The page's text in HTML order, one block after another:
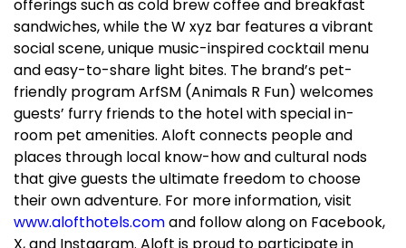
offerings such as cold brew coffee and breakfast
sandwiches, while the W xyz bar features a vibrant
social scene, unique music-inspired cocktail menu
and easy-to-share light bites. The brand’s pet-
friendly program ArfSM (Animals R Fun) welcomes
guests’ furry friends to the hotel with special in-
room pet amenities. Aloft connects people and
places through local know-how and cultural nods
that give guests the ultimate freedom to choose
their own adventure. For more information, visit
www.alofthotels.comand follow along on Facebook,